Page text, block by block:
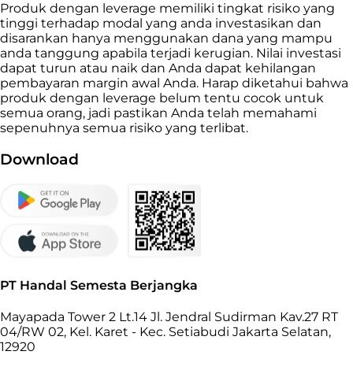
Produk dengan leverage memiliki tingkat risiko yang
tinggi terhadap modal yang anda investasikan dan
disarankan hanya menggunakan dana yang mampu
anda tanggung apabila terjadi kerugian. Nilai investasi
dapat turun atau naik dan Anda dapat kehilangan
pembayaran margin awal Anda. Harap diketahui bahwa
produk dengan leverage belum tentu cocok untuk
semua orang, jadi pastikan Anda telah memahami
sepenuhnya semua risiko yang terlibat.
Download
PT Handal Semesta Berjangka
Mayapada Tower 2 Lt.14 Jl. Jendral Sudirman Kav.27 RT
04/RW 02, Kel. Karet - Kec. Setiabudi Jakarta Selatan,
12920